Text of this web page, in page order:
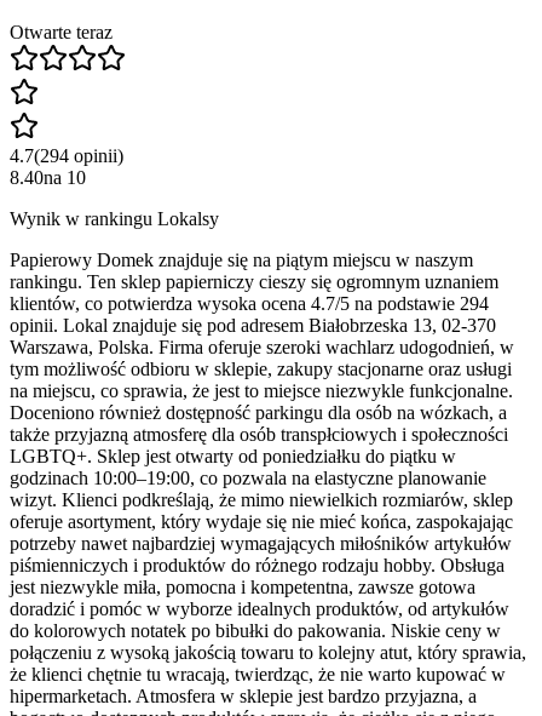
Otwarte teraz
4.7(294 opinii)
8.40na 10
Wynik w rankingu Lokalsy
Papierowy Domek znajduje się na piątym miejscu w naszym
rankingu. Ten sklep papierniczy cieszy się ogromnym uznaniem
klientów, co potwierdza wysoka ocena 4.7/5 na podstawie 294
opinii. Lokal znajduje się pod adresem Białobrzeska 13, 02-370
Warszawa, Polska. Firma oferuje szeroki wachlarz udogodnień, w
tym możliwość odbioru w sklepie, zakupy stacjonarne oraz usługi
na miejscu, co sprawia, że jest to miejsce niezwykle funkcjonalne.
Doceniono również dostępność parkingu dla osób na wózkach, a
także przyjazną atmosferę dla osób transpłciowych i społeczności
LGBTQ+. Sklep jest otwarty od poniedziałku do piątku w
godzinach 10:00–19:00, co pozwala na elastyczne planowanie
wizyt. Klienci podkreślają, że mimo niewielkich rozmiarów, sklep
oferuje asortyment, który wydaje się nie mieć końca, zaspokajając
potrzeby nawet najbardziej wymagających miłośników artykułów
piśmienniczych i produktów do różnego rodzaju hobby. Obsługa
jest niezwykle miła, pomocna i kompetentna, zawsze gotowa
doradzić i pomóc w wyborze idealnych produktów, od artykułów
do kolorowych notatek po bibułki do pakowania. Niskie ceny w
połączeniu z wysoką jakością towaru to kolejny atut, który sprawia,
że klienci chętnie tu wracają, twierdząc, że nie warto kupować w
hipermarketach. Atmosfera w sklepie jest bardzo przyjazna, a